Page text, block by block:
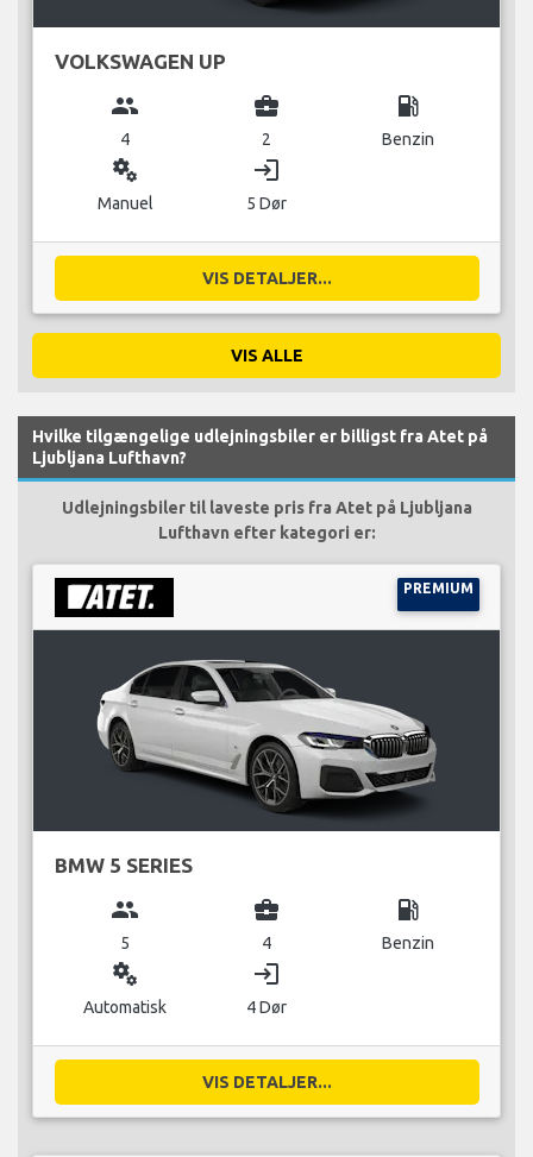
VOLKSWAGEN UP
group
4
business_center
2
local_gas_station
Benzin
miscellaneous_services
Manuel
login
5 Dør
VIS DETALJER...
VIS ALLE
Hvilke tilgængelige udlejningsbiler er billigst fra Atet på
Ljubljana Lufthavn?
Udlejningsbiler til laveste pris fra Atet på Ljubljana
Lufthavn efter kategori er:
PREMIUM
BMW 5 SERIES
group
5
business_center
4
local_gas_station
Benzin
miscellaneous_services
Automatisk
login
4 Dør
VIS DETALJER...